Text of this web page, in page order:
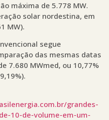
máxima de 5.778 MW.
solar nordestina, em
MW).
segue
das mesmas datas
7.680 MWmed, ou 10,77%
grandes-
10-de-volume-em-um-